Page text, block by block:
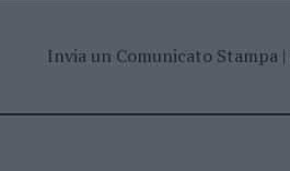
Invia un Comunicato Stampa|